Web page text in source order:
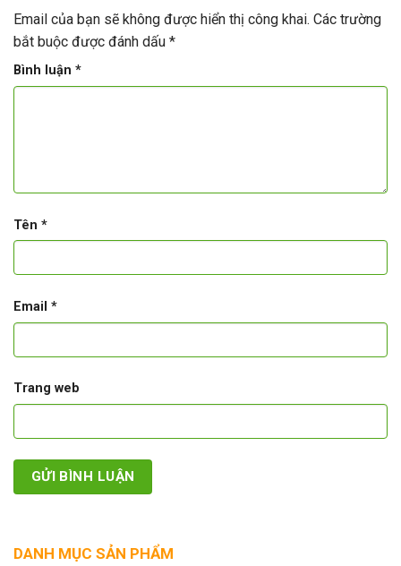
DANH MỤC SẢN PHẨM
Email của bạn sẽ không được hiển thị công khai. Các trường
bắt buộc được đánh dấu *
Bình luận *
Tên *
Email *
Trang web